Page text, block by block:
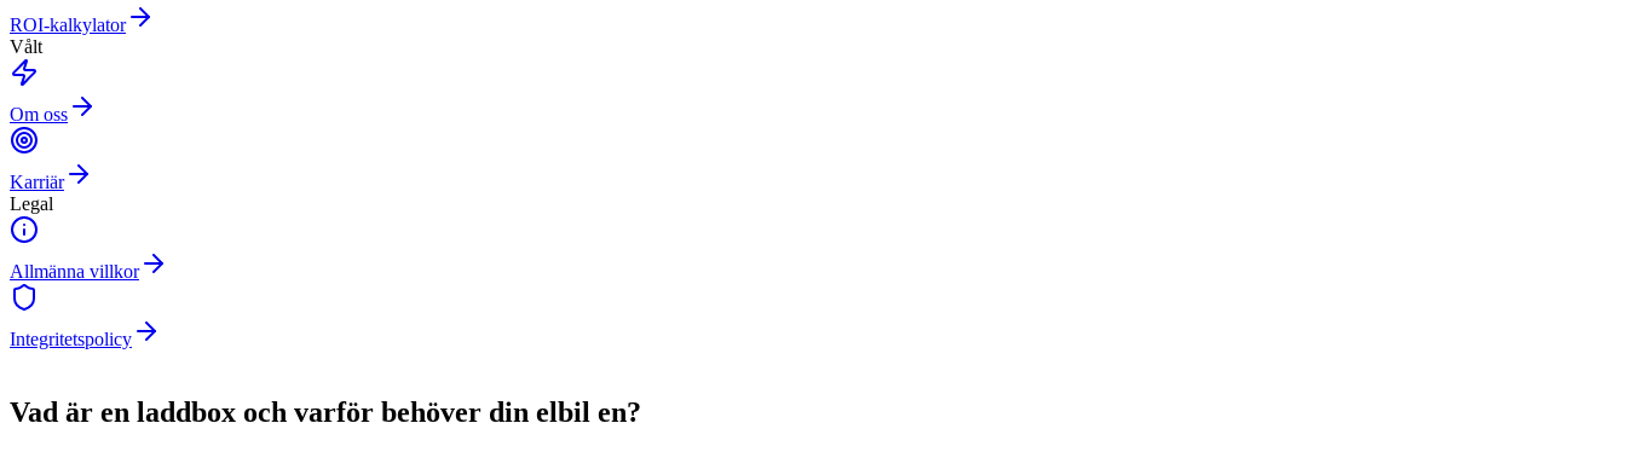
ROI-kalkylator
Vålt
Om oss
Karriär
Legal
Allmänna villkor
Integritetspolicy
Vad är en laddbox och varför behöver din elbil en?